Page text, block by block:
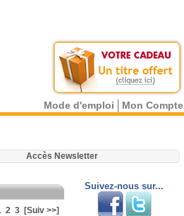
Mode d'emploi Mon Compte
Accès Newsletter
2 3 [Suiv >>]
Suivez-nous sur...